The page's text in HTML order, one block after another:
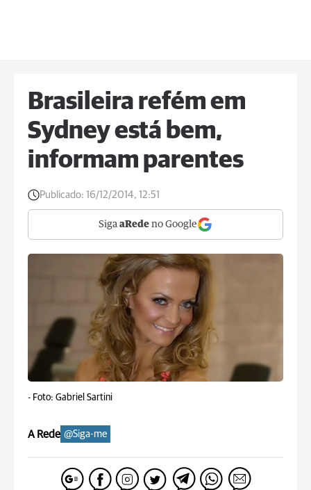
Brasileira refém em
Sydney está bem,
informam parentes
Publicado: 16/12/2014, 12:51
Siga aRede no Google
- Foto: Gabriel Sartini
A Rede @Siga-me